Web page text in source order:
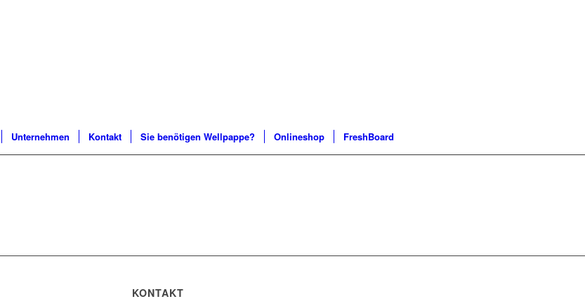
Unternehmen Kontakt Sie benötigen Wellpappe? Onlineshop FreshBoard
KONTAKT